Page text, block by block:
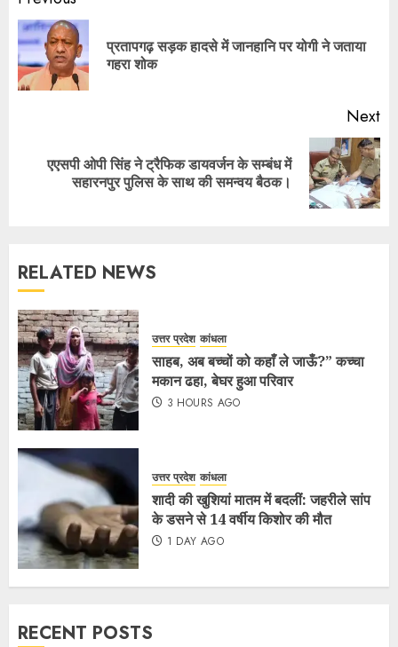
प्रतापगढ़ सड़क हादसे में जानहानि पर योगी ने जताया
गहरा शोक
Next
एएसपी ओपी सिंह ने ट्रैफिक डायवर्जन के सम्बंध में
सहारनपुर पुलिस के साथ की समन्वय बैठक।
RELATED NEWS
उत्तर प्रदेश कांधला
साहब, अब बच्चों को कहाँ ले जाऊँ?” कच्चा
मकान ढहा, बेघर हुआ परिवार
3 HOURS AGO
उत्तर प्रदेश कांधला
शादी की खुशियां मातम में बदलीं: जहरीले सांप
के डसने से 14 वर्षीय किशोर की मौत
1 DAY AGO
RECENT POSTS